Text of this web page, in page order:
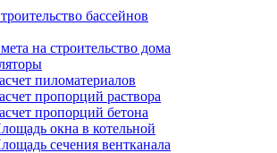
бассейнов
на строительство дома
пиломатериалов
пропорций раствора
пропорций бетона
окна в котельной
сечения вентканала